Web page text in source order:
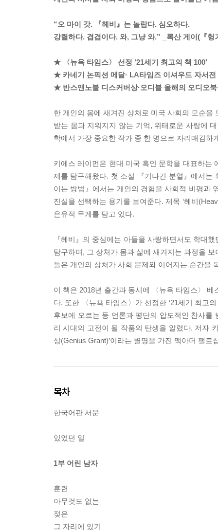
“오 마이 갓. 『헤비』는 놀랍다. 심오하다.
강렬하다. 겹겹이다. 와, 그냥 와.” _록산 게이(『헝
★ 〈뉴욕 타임스〉 선정 ‘21세기 최고의 책 100’
★ 카네기 논픽션 메달· LA타임즈 이셔우드 자서전
★ 반스앤노블 디스커버상·오디블 올해의 오디오
한 개인의 몸에 새겨진 상처로 미국 사회의 모순
받는 몸과 지워지지 않는 기억, 위태로운 사랑에
학에서 가장 중요한 작가 중 한 명으로 자리매김하
키에스 레이먼은 현대 미국 흑인 문학을 대표하는
제를 탐구해왔다. 첫 소설 『기나긴 분열』에서는
이는 방법』에서는 개인의 경험을 사회적 비평과
진실을 선택하는 용기를 보여준다. 제목 ‘헤비
은유적 무게를 담고 있다.
『헤비』의 중심에는 아들을 사랑하면서도 학대
탐구하며, 그 상처가 몸과 삶에 새겨지는 과정을
들은 개인의 상처가 사회 문제와 이어지는 순간을
이 책은 2018년 출간과 동시에 〈뉴욕 타임스〉
다. 또한 〈뉴욕 타임스〉가 선정한 ‘21세기 최고
후보에 오르는 등 언론과 평단의 압도적인 찬사를
리 시대의 고전이 될 작품의 탄생을 알렸다. 저자
상(Genius Grant)’이라는 별명을 가진 맥아더 팰로
목차
한국어판 서문
있었던 일
1부 어린 남자
훈련
아무것도 없는
젖은
그 자리에 있기